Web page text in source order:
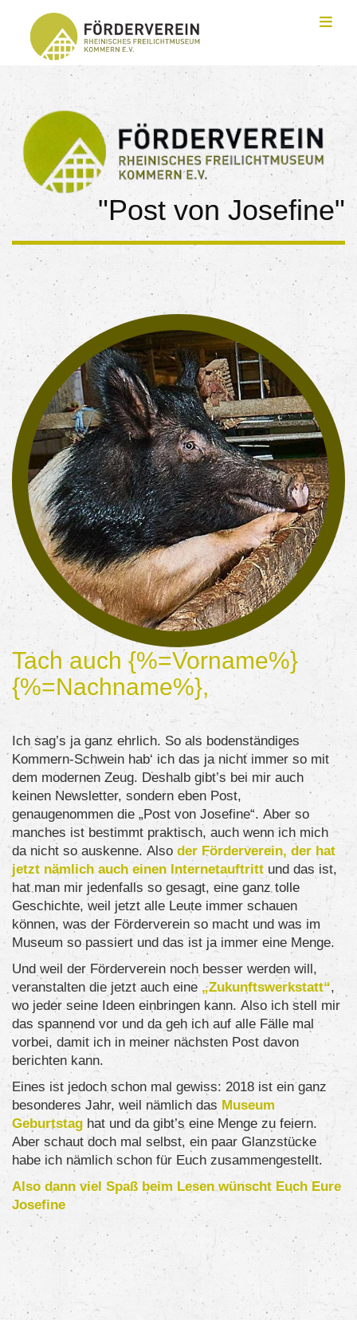
"Post von Josefine"
Tach auch {%=Vorname%}
{%=Nachname%},
Ich sag’s ja ganz ehrlich. So als bodenständiges
Kommern-Schwein hab‘ ich das ja nicht immer so mit
dem modernen Zeug. Deshalb gibt’s bei mir auch
keinen Newsletter, sondern eben Post,
genaugenommen die „Post von Josefine“. Aber so
manches ist bestimmt praktisch, auch wenn ich mich
da nicht so auskenne. Also der Förderverein, der hat
jetzt nämlich auch einen Internetauftritt und das ist,
hat man mir jedenfalls so gesagt, eine ganz tolle
Geschichte, weil jetzt alle Leute immer schauen
können, was der Förderverein so macht und was im
Museum so passiert und das ist ja immer eine Menge.
Und weil der Förderverein noch besser werden will,
veranstalten die jetzt auch eine „Zukunftswerkstatt“,
wo jeder seine Ideen einbringen kann. Also ich stell mir
das spannend vor und da geh ich auf alle Fälle mal
vorbei, damit ich in meiner nächsten Post davon
berichten kann.
Eines ist jedoch schon mal gewiss: 2018 ist ein ganz
besonderes Jahr, weil nämlich das Museum
Geburtstag hat und da gibt’s eine Menge zu feiern.
Aber schaut doch mal selbst, ein paar Glanzstücke
habe ich nämlich schon für Euch zusammengestellt.
Also dann viel Spaß beim Lesen wünscht Euch Eure
Josefine